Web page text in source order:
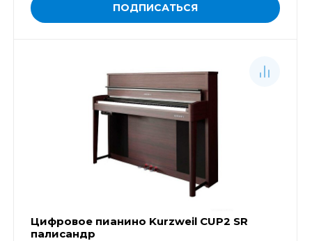
ПОДПИСАТЬСЯ
Цифровое пианино Kurzweil CUP2 SR
палисандр